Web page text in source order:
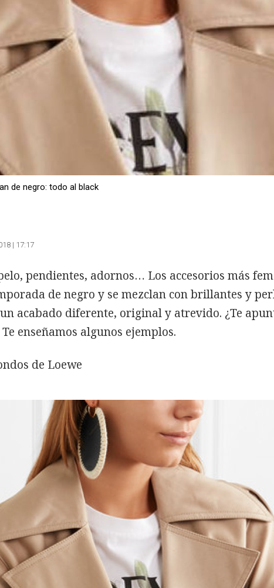
de negro: todo al black
| 17:17
pendientes, adornos… Los accesorios más
de negro y se mezclan con brillantes y
acabado diferente, original y atrevido. ¿Te
enseñamos algunos ejemplos.
de Loewe